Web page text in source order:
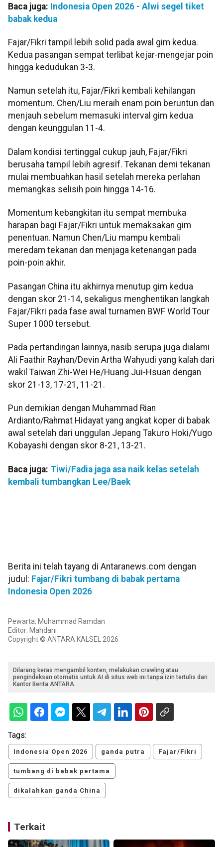
Baca juga: Indonesia Open 2026 - Alwi segel tiket
babak kedua
Fajar/Fikri tampil lebih solid pada awal gim kedua.
Kedua pasangan sempat terlibat kejar-mengejar poin
hingga kedudukan 3-3.
Namun setelah itu, Fajar/Fikri kembali kehilangan
momentum. Chen/Liu meraih enam poin beruntun dan
menjauh sebelum memasuki interval gim kedua
dengan keunggulan 11-4.
Dalam kondisi tertinggal cukup jauh, Fajar/Fikri
berusaha tampil lebih agresif. Tekanan demi tekanan
mulai membuahkan hasil setelah mereka perlahan
memangkas selisih poin hingga 14-16.
Momentum kebangkitan itu sempat membuka
harapan bagi Fajar/Fikri untuk memaksakan gim
penentuan. Namun Chen/Liu mampu kembali
meredam tekanan dan menjaga ketenangan pada
poin-poin akhir.
Pasangan China itu akhirnya menutup gim kedua
dengan skor 21-14, sekaligus menghentikan langkah
Fajar/Fikri pada fase awal turnamen BWF World Tour
Super 1000 tersebut.
Pada pertandingan lainnya, nasib serupa juga dialami
Ali Faathir Rayhan/Devin Artha Wahyudi yang kalah dari
wakil Taiwan Zhi-Wei He/Huang Jui-Hsuan dengan
skor 21-13, 17-21, 11-21.
Pun demikian dengan Muhammad Rian
Ardianto/Rahmat Hidayat yang angkat koper di babak
awal setelah dari unggulan Jepang Takuro Hoki/Yugo
Kobayashi dengan skor 8-21, 13-21.
Baca juga: Tiwi/Fadia jaga asa naik kelas setelah
kembali tumbangkan Lee/Baek
Berita ini telah tayang di Antaranews.com dengan
judul: Fajar/Fikri tumbang di babak pertama
Indonesia Open 2026
Pewarta: Muhammad Ramdan
Editor: Mahdani
Copyright © ANTARA KALSEL 2026
Dilarang keras mengambil konten, melakukan crawling atau
pengindeksan otomatis untuk AI di situs web ini tanpa izin tertulis dari
Kantor Berita ANTARA.
Tags:
Indonesia Open 2026 ganda putra Fajar/Fikri
tumbang di babak pertama
dikalahkan ganda China
Terkait